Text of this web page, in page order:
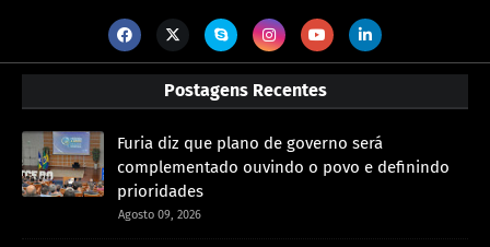
Postagens Recentes
Furia diz que plano de governo será
complementado ouvindo o povo e definindo
prioridades
Agosto 09, 2026